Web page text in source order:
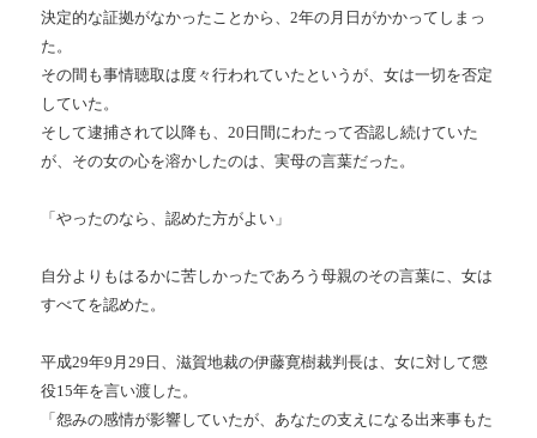
決定的な証拠がなかったことから、2年の月日がかかってしまっ
た。
その間も事情聴取は度々行われていたというが、女は一切を否定
していた。
そして逮捕されて以降も、20日間にわたって否認し続けていた
が、その女の心を溶かしたのは、実母の言葉だった。
「やったのなら、認めた方がよい」
自分よりもはるかに苦しかったであろう母親のその言葉に、女は
すべてを認めた。
平成29年9月29日、滋賀地裁の伊藤寛樹裁判長は、女に対して懲
役15年を言い渡した。
「怨みの感情が影響していたが、あなたの支えになる出来事もた